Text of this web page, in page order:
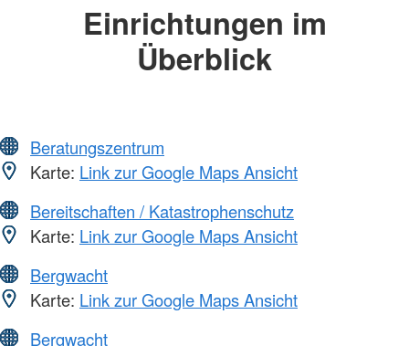
Einrichtungen im
Überblick
Beratungszentrum
Karte: Link zur Google Maps Ansicht
Bereitschaften / Katastrophenschutz
Karte: Link zur Google Maps Ansicht
Bergwacht
Karte: Link zur Google Maps Ansicht
Bergwacht